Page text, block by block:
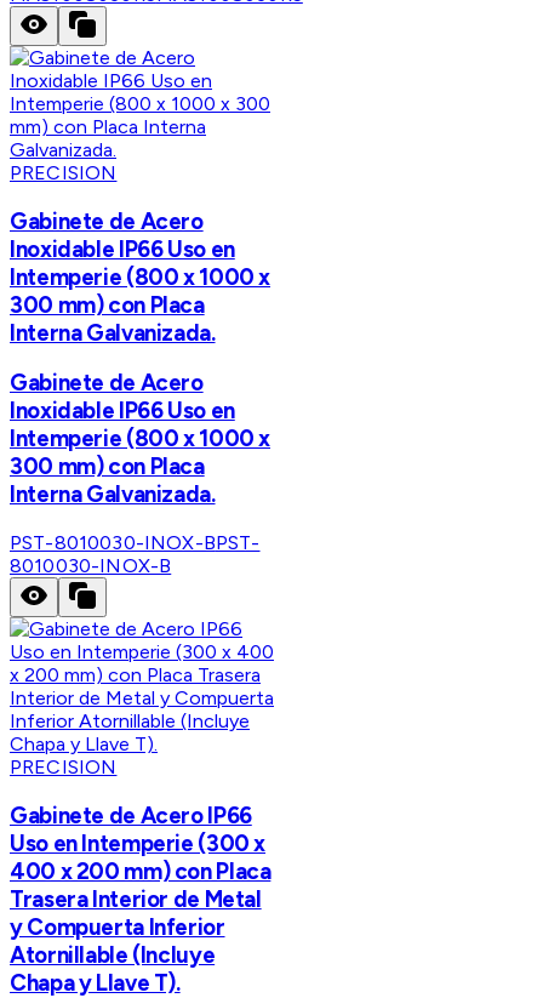
PRECISION
Gabinete de Acero
Inoxidable IP66 Uso en
Intemperie (800 x 1000 x
300 mm) con Placa
Interna Galvanizada.
Gabinete de Acero
Inoxidable IP66 Uso en
Intemperie (800 x 1000 x
300 mm) con Placa
Interna Galvanizada.
PST-8010030-INOX-BPST-
8010030-INOX-B
PRECISION
Gabinete de Acero IP66
Uso en Intemperie (300 x
400 x 200 mm) con Placa
Trasera Interior de Metal
y Compuerta Inferior
Atornillable (Incluye
Chapa y Llave T).